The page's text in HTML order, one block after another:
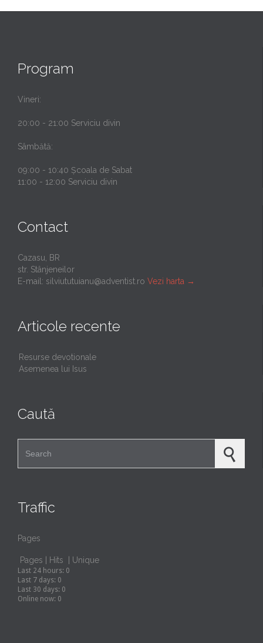
Program
Vineri:
20:00 - 21:00 Serviciu divin
Sâmbătă:
09:00 - 10:40 Școala de Sabat
11:00 - 12:00 Serviciu divin
Contact
Cazasu, BR
str. Stânjeneilor
E-mail: silviututuianu@adventist.ro Vezi harta →
Articole recente
Resurse devotionale
Asemenea lui Isus
Caută
Traffic
Pages
Pages Hits Unique
Last 24 hours: 0
Last 7 days: 0
Last 30 days: 0
Online now: 0